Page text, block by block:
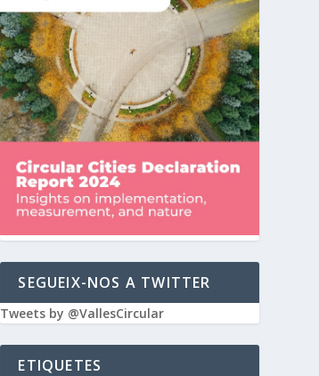
SEGUEIX-NOS A TWITTER
Tweets by @VallesCircular
ETIQUETES